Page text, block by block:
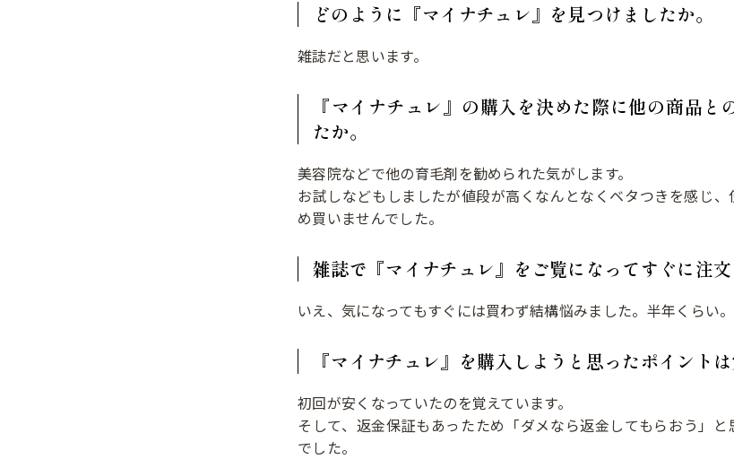
どのように『マイナチュレ』を見つけましたか。
雑誌だと思います。
『マイナチュレ』の購入を決めた際に他の商品と
たか。
美容院などで他の育毛剤を勧められた気がします。
お試しなどもしましたが値段が高くなんとなくベタつきを感じ
め買いませんでした。
雑誌で『マイナチュレ』をご覧になってすぐに注文
いえ、気になってもすぐには買わず結構悩みました。半年くらい。
『マイナチュレ』を購入しようと思ったポイントは
初回が安くなっていたのを覚えています。
そして、返金保証もあったため「ダメなら返金してもらおう」
でした。